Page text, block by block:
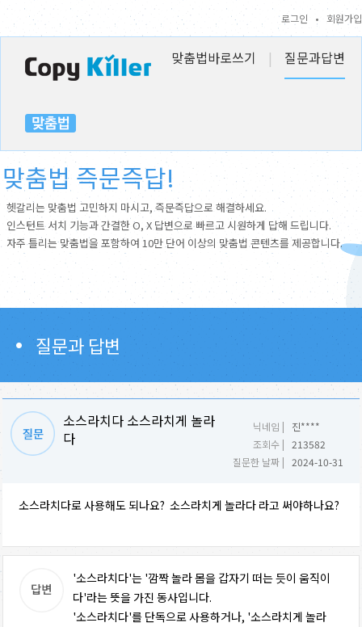
로그인 • 회원가입
맞춤법바로쓰기 | 질문과답변
맞춤법 즉문즉답!
헷갈리는 맞춤법 고민하지 마시고, 즉문즉답으로 해결하세요.
인스턴트 서치 기능과 간결한 O, X 답변으로 빠르고 시원하게 답해 드립니다.
자주 틀리는 맞춤법을 포함하여 10만 단어 이상의 맞춤법 콘텐츠를 제공합니다.
질문과 답변
닉네임 |
진****
조회수 | 213582
질문한 날짜 | 2024-10-31
소스라치다 소스라치게 놀라
다
소스라치다로 사용해도 되나요? 소스라치게 놀라다 라고 써야하나요?
'소스라치다'는 '깜짝 놀라 몸을 갑자기 떠는 듯이 움직이
다'라는 뜻을 가진 동사입니다.
'소스라치다'를 단독으로 사용하거나, '소스라치게 놀라